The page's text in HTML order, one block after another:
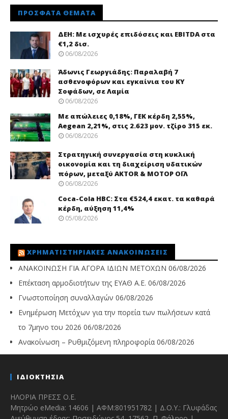
ΠΡΌΣΦΑΤΑ ΘΈΜΑΤΑ
ΔΕΗ: Με ισχυρές επιδόσεις και EBITDA στα
€1,2 δισ.
06/08/2026
Άδωνις Γεωργιάδης: Παραλαβή 7
ασθενοφόρων και εγκαίνια του ΚΥ
Σοφάδων, σε Λαμία
06/08/2026
Με απώλειες 0,18%, ΓΕΚ κέρδη 2,55%,
Aegean 2,21%, στις 2.623 μον. τζίρο 315 εκ.
06/08/2026
Στρατηγική συνεργασία στη κυκλική
οικονομία και τη διαχείριση υδατικών
πόρων, μεταξύ AKTOR & ΜΟΤΟΡ ΟΪΛ
06/08/2026
Coca-Cola HBC: Στα €524,4 εκατ. τα καθαρά
κέρδη, αύξηση 11,4%
05/08/2026
ΧΡΗΜΑΤΙΣΤΗΡΙΑΚΈΣ ΑΝΑΚΟΙΝΏΣΕΙΣ
ΑΝΑΚΟΙΝΩΣΗ ΓΙΑ ΑΓΟΡΑ ΙΔΙΩΝ ΜΕΤΟΧΩΝ 06/08/2026
Επέκταση αρμοδιοτήτων της ΕΥΑΘ Α.Ε. 06/08/2026
Γνωστοποίηση συναλλαγών 06/08/2026
Ενημέρωση Μετόχων για την πορεία των πωλήσεων κατά
το 7μηνο του 2026 06/08/2026
Ανακοίνωση – Ρυθμιζόμενη πληροφορία 06/08/2026
ΙΔΙΟΚΤΗΣΙΑ
ΗΛΟΡΙΑ ΠΡΕΣΣ Ο.Ε.
Μητρώο eMedia: 14606 | ΑΦΜ:801951782 | Δ.Ο.Υ.: Γλυφάδας